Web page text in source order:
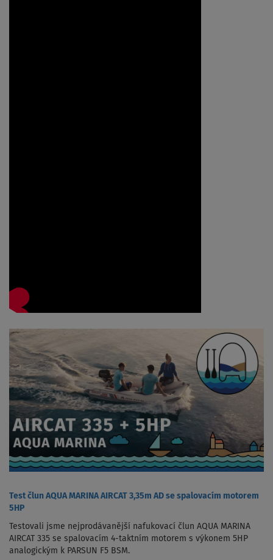
Test člun AQUA MARINA AIRCAT 3,35m AD se spalovacím motorem
5HP
Testovali jsme nejprodávanější nafukovací člun AQUA MARINA
AIRCAT 335 se spalovacím 4-taktním motorem s výkonem 5HP
analogickým k PARSUN F5 BSM.